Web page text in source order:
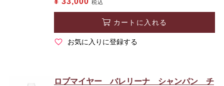
税込
カートに入れる
お気に入りに登録する
ロブマイヤー バレリーナ シャンパン チ